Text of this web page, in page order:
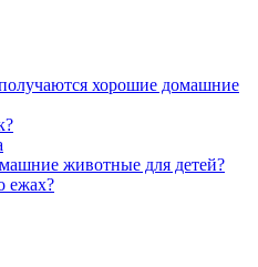
хорошие домашние
животные для детей?
ежах?